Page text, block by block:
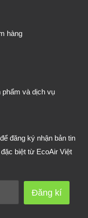
hàng
phẩm và dịch vụ
đăng ký nhận bản tin
biệt từ EcoAir Việt
Đăng kí